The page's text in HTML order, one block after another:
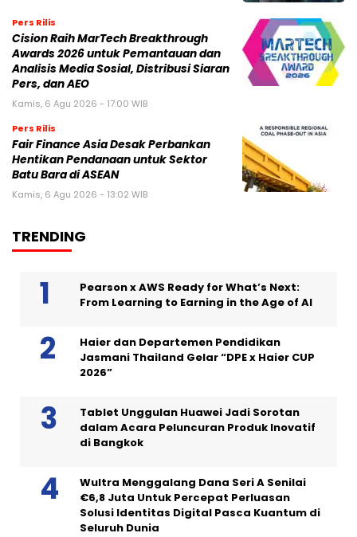
Pers Rilis
Cision Raih MarTech Breakthrough
Awards 2026 untuk Pemantauan dan
Analisis Media Sosial, Distribusi Siaran
Pers, dan AEO
Kamis, 6 Agu 2026 - 17:00 WIB
Pers Rilis
Fair Finance Asia Desak Perbankan
Hentikan Pendanaan untuk Sektor
Batu Bara di ASEAN
Kamis, 6 Agu 2026 - 13:02 WIB
TRENDING
Pearson x AWS Ready for What’s Next:
From Learning to Earning in the Age of AI
Haier dan Departemen Pendidikan
Jasmani Thailand Gelar “DPE x Haier CUP
2026”
Tablet Unggulan Huawei Jadi Sorotan
dalam Acara Peluncuran Produk Inovatif
di Bangkok
Wultra Menggalang Dana Seri A Senilai
€6,8 Juta Untuk Percepat Perluasan
Solusi Identitas Digital Pasca Kuantum di
Seluruh Dunia